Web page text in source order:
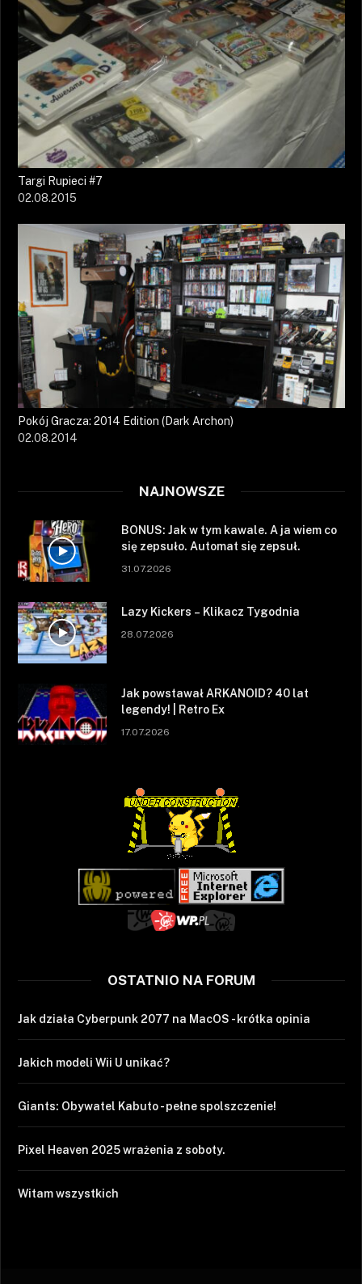
Targi Rupieci #7
02.08.2015
Pokój Gracza: 2014 Edition (Dark Archon)
02.08.2014
NAJNOWSZE
BONUS: Jak w tym kawale. A ja wiem co
się zepsuło. Automat się zepsuł.
31.07.2026
Lazy Kickers – Klikacz Tygodnia
28.07.2026
Jak powstawał ARKANOID? 40 lat
legendy! | Retro Ex
17.07.2026
OSTATNIO NA FORUM
Jak działa Cyberpunk 2077 na MacOS - krótka opinia
Jakich modeli Wii U unikać?
Giants: Obywatel Kabuto - pełne spolszczenie!
Pixel Heaven 2025 wrażenia z soboty.
Witam wszystkich